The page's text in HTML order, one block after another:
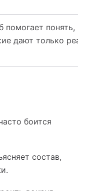
помогает понять,
дают только
боится
состав,